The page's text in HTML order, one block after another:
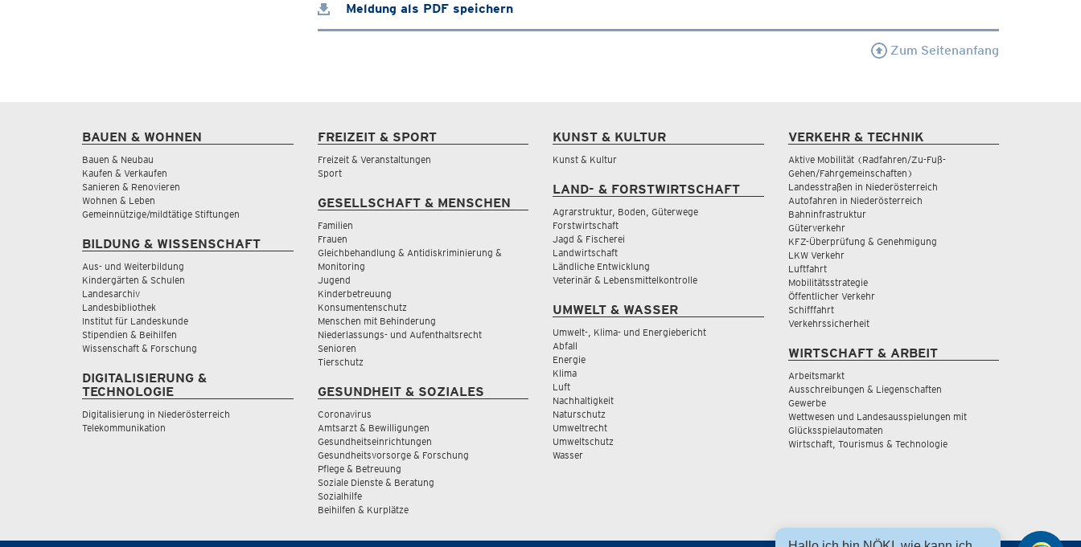
Meldung als PDF speichern
Zum Seitenanfang
BAUEN & WOHNEN
Bauen & Neubau
Kaufen & Verkaufen
Sanieren & Renovieren
Wohnen & Leben
Gemeinnützige/mildtätige Stiftungen
BILDUNG & WISSENSCHAFT
Aus- und Weiterbildung
Kindergärten & Schulen
Landesarchiv
Landesbibliothek
Institut für Landeskunde
Stipendien & Beihilfen
Wissenschaft & Forschung
DIGITALISIERUNG &
TECHNOLOGIE
Digitalisierung in Niederösterreich
Telekommunikation
FREIZEIT & SPORT
Freizeit & Veranstaltungen
Sport
GESELLSCHAFT & MENSCHEN
Familien
Frauen
Gleichbehandlung & Antidiskriminierung &
Monitoring
Jugend
Kinderbetreuung
Konsumentenschutz
Menschen mit Behinderung
Niederlassungs- und Aufenthaltsrecht
Senioren
Tierschutz
GESUNDHEIT & SOZIALES
Coronavirus
Amtsarzt & Bewilligungen
Gesundheitseinrichtungen
Gesundheitsvorsorge & Forschung
Pflege & Betreuung
Soziale Dienste & Beratung
Sozialhilfe
Beihilfen & Kurplätze
KUNST & KULTUR
Kunst & Kultur
LAND- & FORSTWIRTSCHAFT
Agrarstruktur, Boden, Güterwege
Forstwirtschaft
Jagd & Fischerei
Landwirtschaft
Ländliche Entwicklung
Veterinär & Lebensmittelkontrolle
UMWELT & WASSER
Umwelt-, Klima- und Energiebericht
Abfall
Energie
Klima
Luft
Nachhaltigkeit
Naturschutz
Umweltrecht
Umweltschutz
Wasser
VERKEHR & TECHNIK
Aktive Mobilität (Radfahren/Zu-Fuß-
Gehen/Fahrgemeinschaften)
Landesstraßen in Niederösterreich
Autofahren in Niederösterreich
Bahninfrastruktur
Güterverkehr
KFZ-Überprüfung & Genehmigung
LKW Verkehr
Luftfahrt
Mobilitätsstrategie
Öffentlicher Verkehr
Schifffahrt
Verkehrssicherheit
WIRTSCHAFT & ARBEIT
Arbeitsmarkt
Ausschreibungen & Liegenschaften
Gewerbe
Wettwesen und Landesausspielungen mit
Glücksspielautomaten
Wirtschaft, Tourismus & Technologie